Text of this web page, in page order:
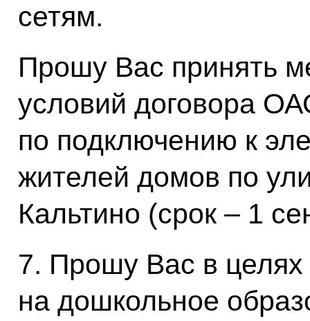
сетям.
Прошу Вас принять
условий договора
по подключению к
жителей домов по
Кальтино (срок – 1
7. Прошу Вас в
на дошкольное